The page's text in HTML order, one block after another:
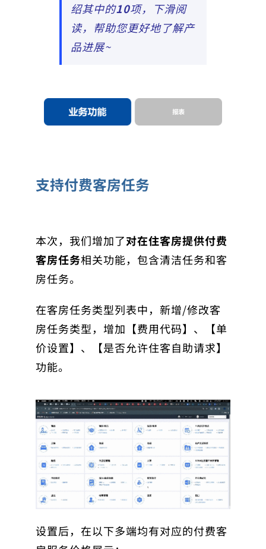
绍其中的10项，下滑阅
读，帮助您更好地了解产
品进展~
支持付费客房任务
本次，我们增加了对在住客房提供付费
客房任务相关功能，包含清洁任务和客
房任务。
在客房任务类型列表中，新增/修改客
房任务类型，增加【费用代码】、【单
价设置】、【是否允许住客自助请求】
功能。
设置后，在以下多端均有对应的付费客